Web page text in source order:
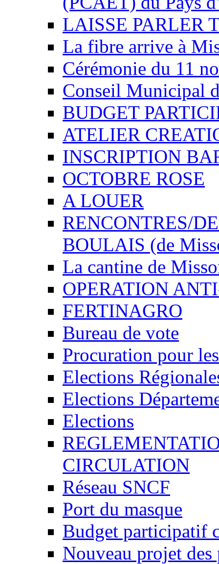
LAISSE PARLER
La fibre arrive à
Cérémonie du 11
Conseil Municipal
BUDGET
ATELIER
INSCRIPTION
OCTOBRE ROSE
A LOUER
RENCONTRES/
BOULAIS (de
La cantine de
OPERATION
FERTINAGRO
Bureau de vote
Procuration pour
Elections
Elections
Elections
CIRCULATION
Réseau SNCF
Port du masque
Budget participatif
Nouveau projet